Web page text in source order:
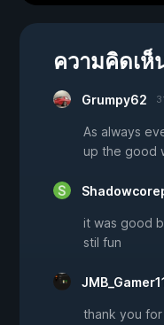
ความคิดเห็
Grumpy62
As always
up the good
it was good
stil fun
thank you